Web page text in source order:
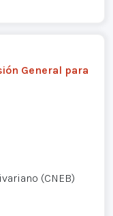
General para
(CNEB)